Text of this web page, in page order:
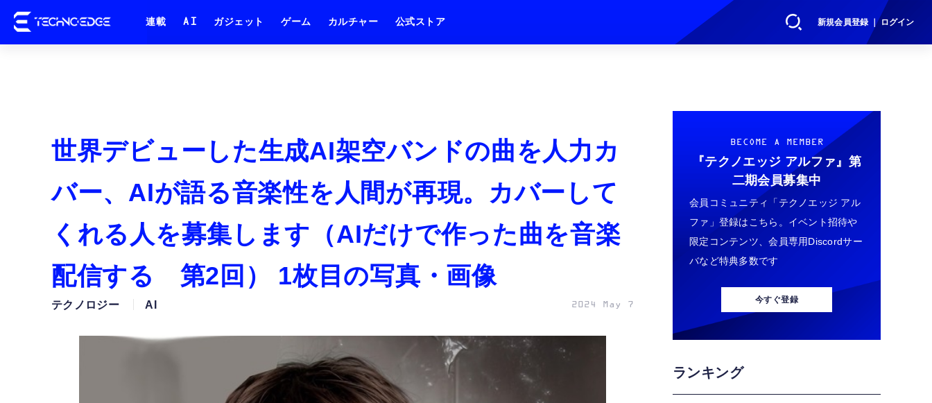
新規会員登録 ｜ ログイン
連載 AI ガジェット ゲーム カルチャー 公式ストア
世界デビューした生成AI架空バンドの曲を人力カ
バー、AIが語る音楽性を人間が再現。カバーして
くれる人を募集します（AIだけで作った曲を音楽
配信する 第2回） 1枚目の写真・画像
テクノロジー AI 2024 May 7
BECOME A MEMBER
『テクノエッジ アルファ』 第
二期会員募集中
会員コミュニティ「テクノエッジ アル
ファ」登録はこちら。イベント招待や
限定コンテンツ、会員専用Discordサー
バなど特典多数です
今すぐ登録
ランキング